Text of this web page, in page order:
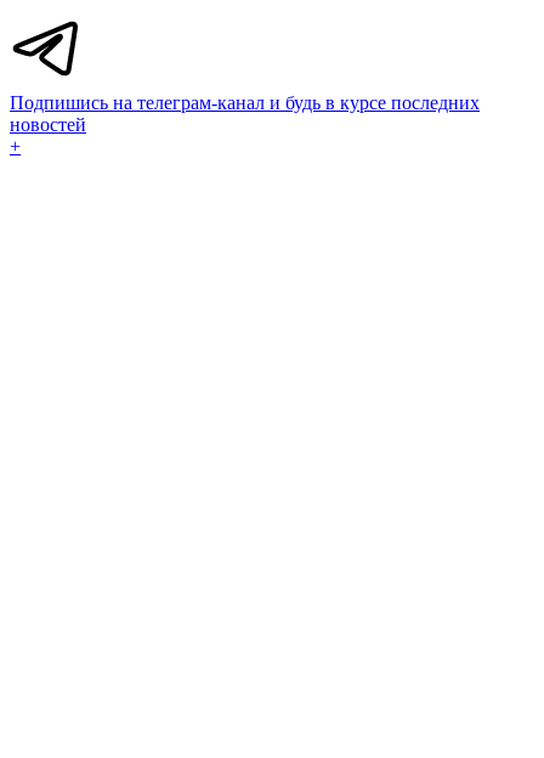
Подпишись на телеграм-канал и будь в курсе последних
новостей
+